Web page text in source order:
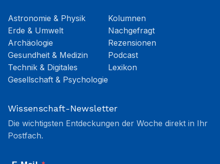
Astronomie & Physik
Erde & Umwelt
Archäologie
Gesundheit & Medizin
Technik & Digitales
Gesellschaft & Psychologie
Kolumnen
Nachgefragt
Rezensionen
Podcast
Lexikon
Wissenschaft-Newsletter
Die wichtigsten Entdeckungen der Woche direkt in Ihr
Postfach.